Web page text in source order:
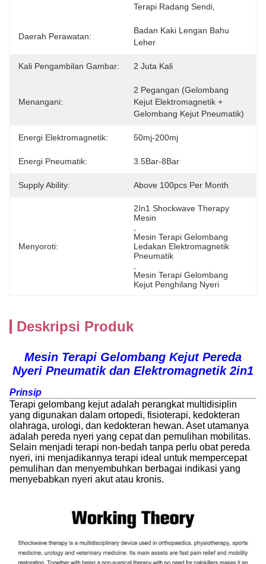
Terapi Radang Sendi,
Daerah Perawatan:
Badan Kaki Lengan Bahu
Leher
Kali Pengambilan Gambar: 2 Juta Kali
Menangani:
2 Pegangan (gelombang
Kejut Elektromagnetik +
Gelombang Kejut Pneumatik)
Energi Elektromagnetik: 50mj-200mj
Energi Pneumatik: 3.5Bar-8Bar
Supply Ability: Above 100pcs Per Month
Menyoroti:
2In1 Shockwave Therapy
Mesin
Mesin Terapi Gelombang
Ledakan Elektromagnetik
Pneumatik
Mesin Terapi Gelombang
Kejut Penghilang Nyeri
Deskripsi Produk
Mesin Terapi Gelombang Kejut Pereda
Nyeri Pneumatik dan Elektromagnetik 2in1
Prinsip
Terapi gelombang kejut adalah perangkat multidisiplin
yang digunakan dalam ortopedi, fisioterapi, kedokteran
olahraga, urologi, dan kedokteran hewan. Aset utamanya
adalah pereda nyeri yang cepat dan pemulihan mobilitas.
Selain menjadi terapi non-bedah tanpa perlu obat pereda
nyeri, ini menjadikannya terapi ideal untuk mempercepat
pemulihan dan menyembuhkan berbagai indikasi yang
menyebabkan nyeri akut atau kronis.